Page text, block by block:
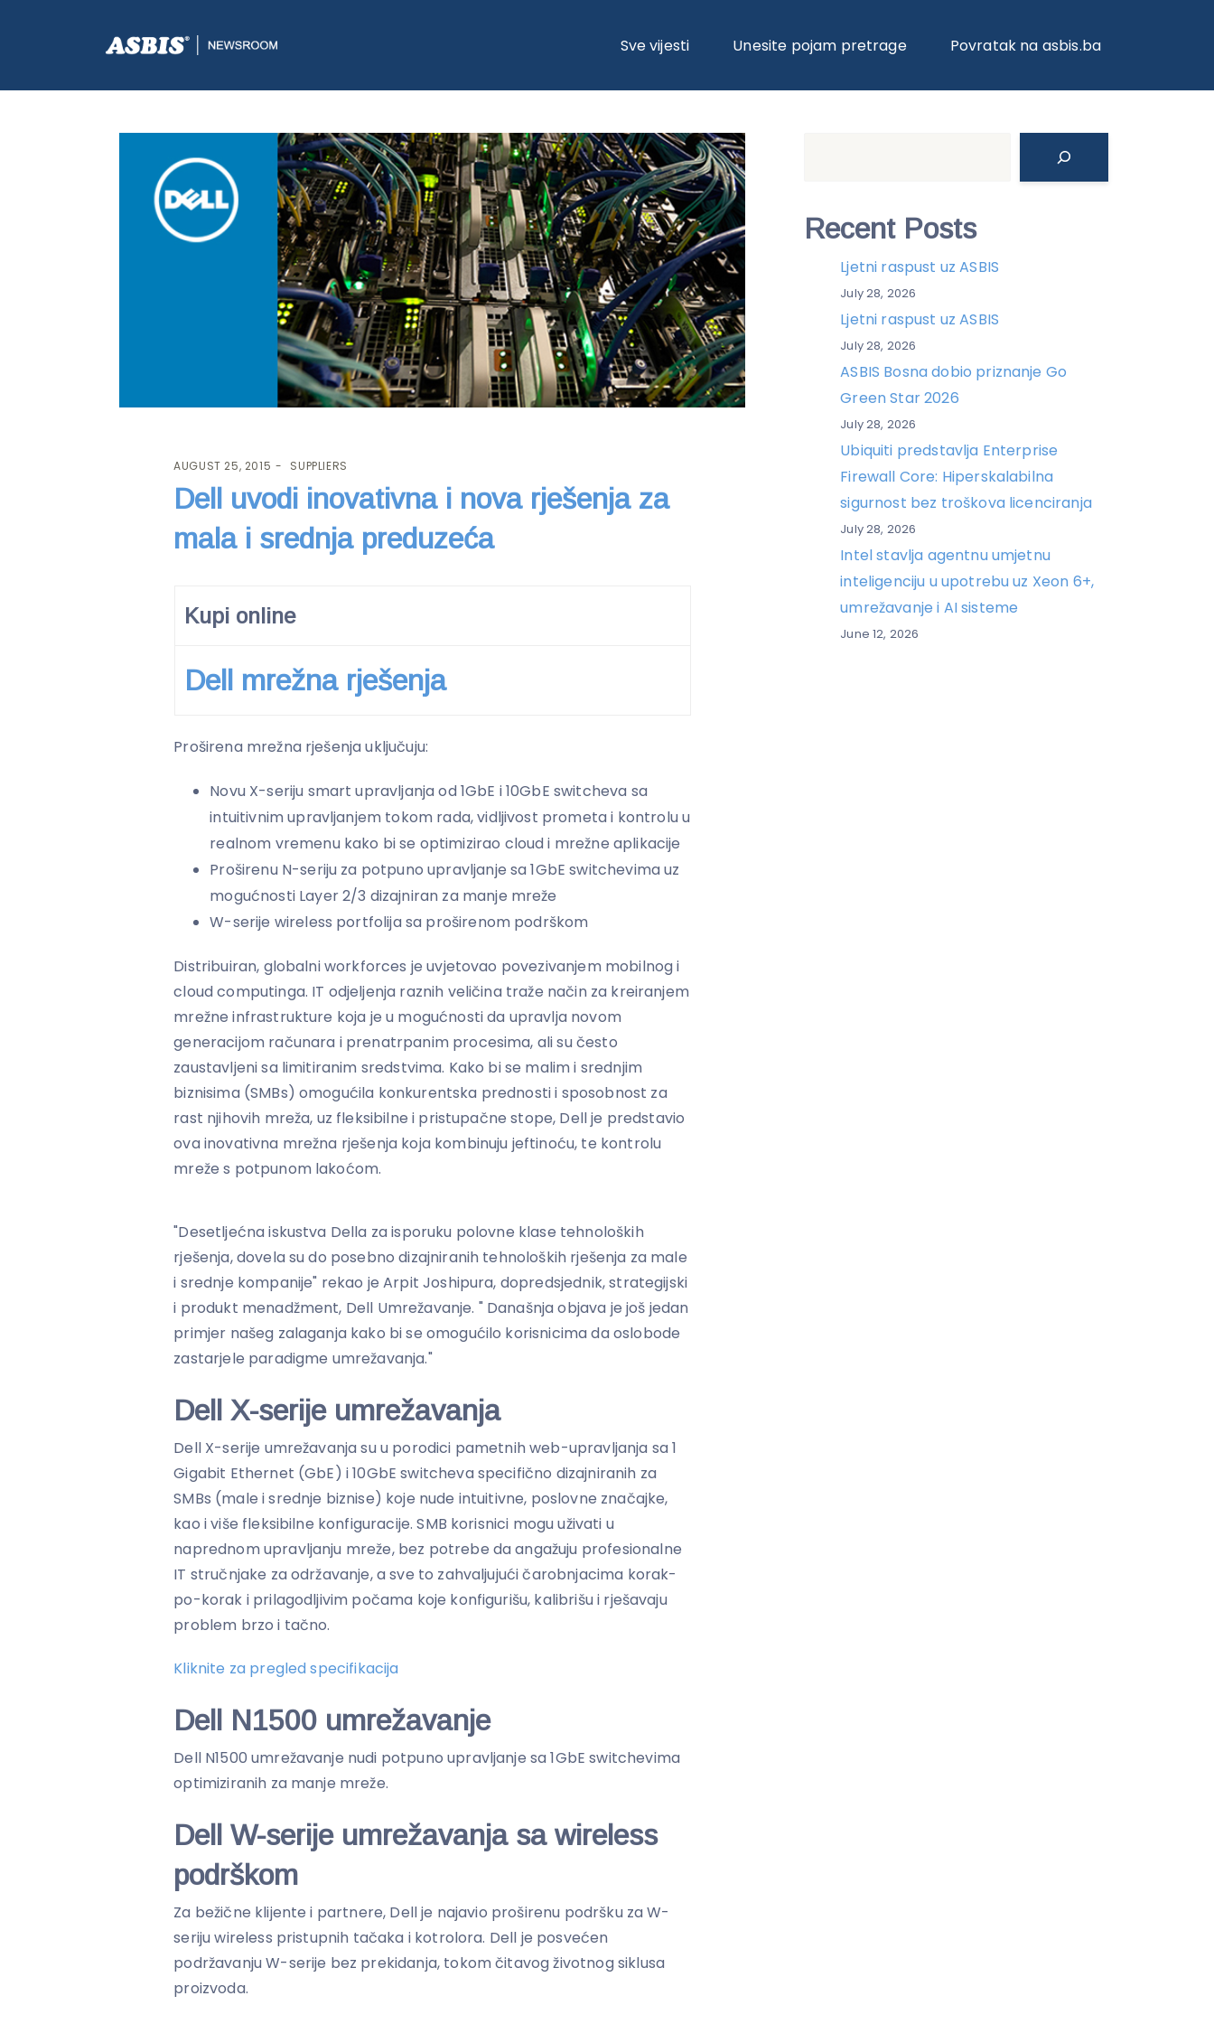
Sve vijesti Unesite pojam pretrage Povratak na asbis.ba
ASBIS.BA>SUPPLIERS> DELL UVODI INOVATIVNA I NOVA RJEŠENJA ZA MALA I SREDNJA PREDUZEĆA
AUGUST 25, 2015 SUPPLIERS
Dell uvodi inovativna i nova rješenja za
mala i srednja preduzeća
Kupi online
Dell mrežna rješenja
Proširena mrežna rješenja uključuju:
Novu X-seriju smart upravljanja od 1GbE i 10GbE switcheva sa
intuitivnim upravljanjem tokom rada, vidljivost prometa i kontrolu u
realnom vremenu kako bi se optimizirao cloud i mrežne aplikacije
Proširenu N-seriju za potpuno upravljanje sa 1GbE switchevima uz
mogućnosti Layer 2/3 dizajniran za manje mreže
W-serije wireless portfolija sa proširenom podrškom
Distribuiran, globalni workforces je uvjetovao povezivanjem mobilnog i
cloud computinga. IT odjeljenja raznih veličina traže način za kreiranjem
mrežne infrastrukture koja je u mogućnosti da upravlja novom
generacijom računara i prenatrpanim procesima, ali su često
zaustavljeni sa limitiranim sredstvima. Kako bi se malim i srednjim
biznisima (SMBs) omogućila konkurentska prednosti i sposobnost za
rast njihovih mreža, uz fleksibilne i pristupačne stope, Dell je predstavio
ova inovativna mrežna rješenja koja kombinuju jeftinoću, te kontrolu
mreže s potpunom lakoćom.
"Desetljećna iskustva Della za isporuku polovne klase tehnoloških
rješenja, dovela su do posebno dizajniranih tehnoloških rješenja za male
i srednje kompanije" rekao je Arpit Joshipura, dopredsjednik, strategijski
i produkt menadžment, Dell Umrežavanje. " Današnja objava je još jedan
primjer našeg zalaganja kako bi se omogućilo korisnicima da oslobode
zastarjele paradigme umrežavanja."
Dell X-serije umrežavanja
Dell X-serije umrežavanja su u porodici pametnih web-upravljanja sa 1
Gigabit Ethernet (GbE) i 10GbE switcheva specifično dizajniranih za
SMBs (male i srednje biznise) koje nude intuitivne, poslovne značajke,
kao i više fleksibilne konfiguracije. SMB korisnici mogu uživati u
naprednom upravljanju mreže, bez potrebe da angažuju profesionalne
IT stručnjake za održavanje, a sve to zahvaljujući čarobnjacima korak-
po-korak i prilagodljivim počama koje konfigurišu, kalibrišu i rješavaju
problem brzo i tačno.
Kliknite za pregled specifikacija
Dell N1500 umrežavanje
Dell N1500 umrežavanje nudi potpuno upravljanje sa 1GbE switchevima
optimiziranih za manje mreže.
Dell W-serije umrežavanja sa wireless
podrškom
Za bežične klijente i partnere, Dell je najavio proširenu podršku za W-
seriju wireless pristupnih tačaka i kotrolora. Dell je posvećen
podržavanju W-serije bez prekidanja, tokom čitavog životnog siklusa
proizvoda.
Recent Posts
Ljetni raspust uz ASBIS
July 28, 2026
Ljetni raspust uz ASBIS
July 28, 2026
ASBIS Bosna dobio priznanje Go
Green Star 2026
July 28, 2026
Ubiquiti predstavlja Enterprise
Firewall Core: Hiperskalabilna
sigurnost bez troškova licenciranja
July 28, 2026
Intel stavlja agentnu umjetnu
inteligenciju u upotrebu uz Xeon 6+,
umrežavanje i AI sisteme
June 12, 2026